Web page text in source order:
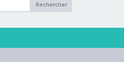
Rechercher